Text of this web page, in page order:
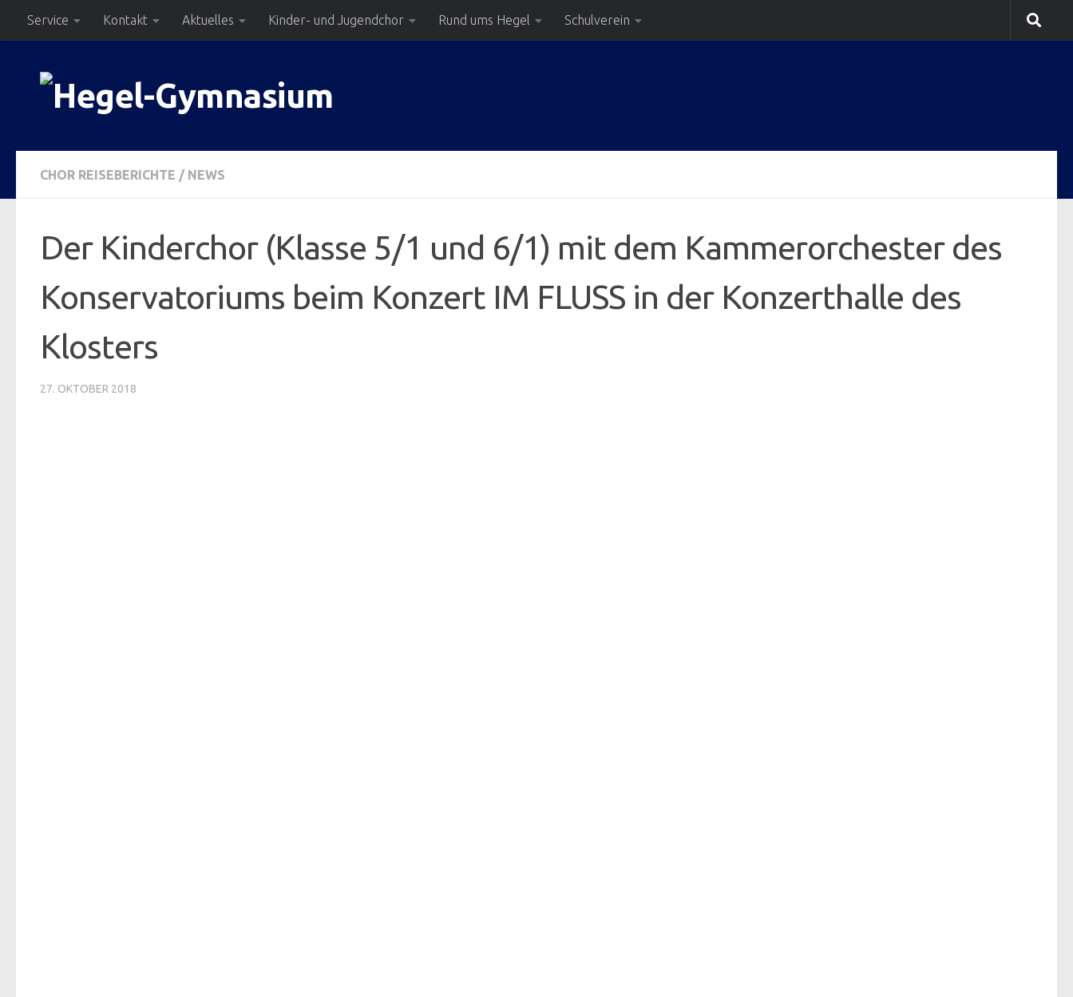
Zum Inhalt springen
Service Kontakt Aktuelles Kinder- und Jugendchor Rund ums Hegel Schulverein
CHOR REISEBERICHTE / NEWS
Der Kinderchor (Klasse 5/1 und 6/1) mit dem Kammerorchester des
Konservatoriums beim Konzert IM FLUSS in der Konzerthalle des
Klosters
27. OKTOBER 2018